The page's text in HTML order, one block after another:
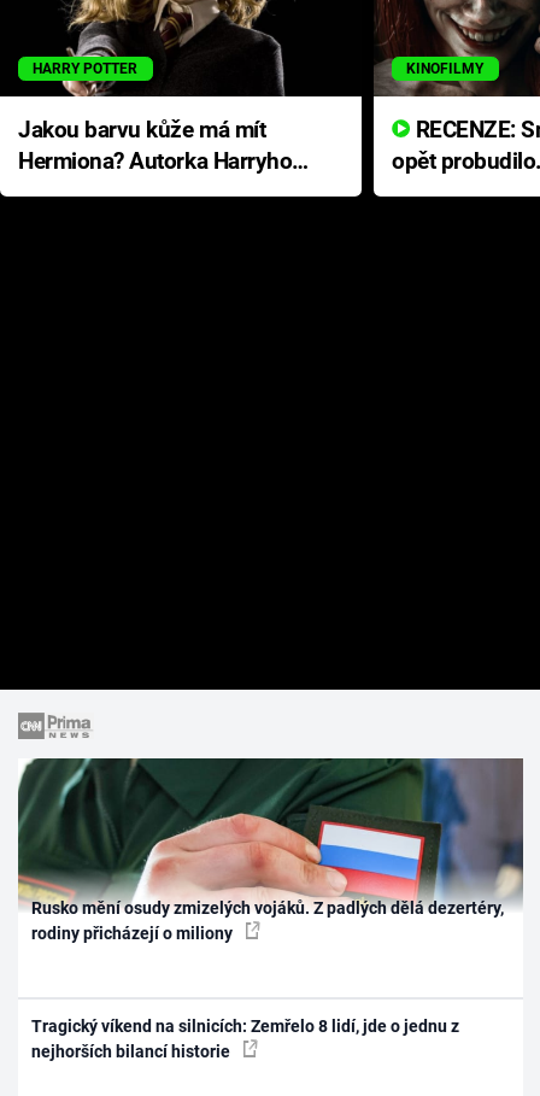
HARRY POTTER
Jakou barvu kůže má mít
Hermiona? Autorka Harryho
Pottera přišla s ráznou
KINOFILMY
opět
přichází s
Rusko mění osudy zmizelých vojáků. Z padlých dělá dezertéry,
rodiny přicházejí o miliony
Tragický víkend na silnicích: Zemřelo 8 lidí, jde o jednu z
nejhorších bilancí historie